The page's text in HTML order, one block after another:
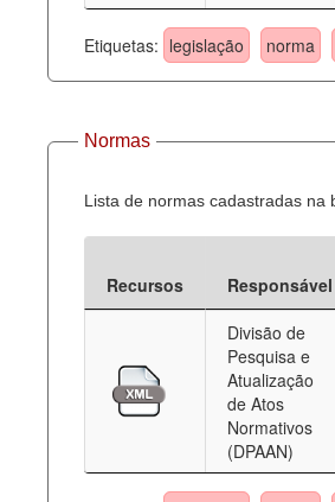
Perguntas frequentes
Contato
Etiquetas: legislação norma
Normas
Lista de normas cadastradas na
Recursos Responsável
Divisão de
Pesquisa e
Atualização
de Atos
Normativos
(DPAAN)